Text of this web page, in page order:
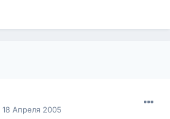
18 Апреля 2005